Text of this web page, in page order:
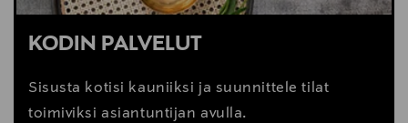
KODIN PALVELUT
Sisusta kotisi kauniiksi ja suunnittele tilat
toimiviksi asiantuntijan avulla.